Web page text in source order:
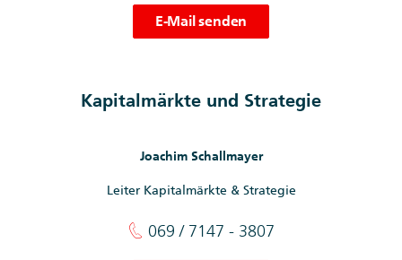
E-Mail senden
Kapitalmärkte und Strategie
Joachim Schallmayer
Leiter Kapitalmärkte & Strategie
069 / 7147 - 3807